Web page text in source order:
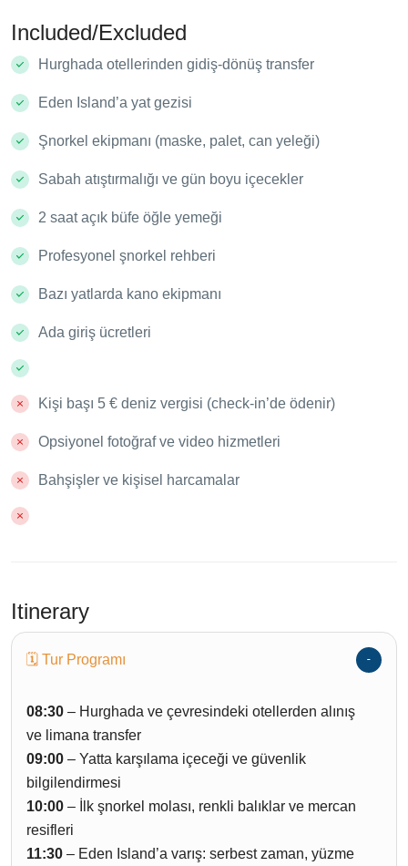
Included/Excluded
Hurghada otellerinden gidiş-dönüş transfer
Eden Island’a yat gezisi
Şnorkel ekipmanı (maske, palet, can yeleği)
Sabah atıştırmalığı ve gün boyu içecekler
2 saat açık büfe öğle yemeği
Profesyonel şnorkel rehberi
Bazı yatlarda kano ekipmanı
Ada giriş ücretleri
Kişi başı 5 € deniz vergisi (check-in’de ödenir)
Opsiyonel fotoğraf ve video hizmetleri
Bahşişler ve kişisel harcamalar
Itinerary
🗓 Tur Programı
08:30 – Hurghada ve çevresindeki otellerden alınış
ve limana transfer
09:00 – Yatta karşılama içeceği ve güvenlik
bilgilendirmesi
10:00 – İlk şnorkel molası, renkli balıklar ve mercan
resifleri
11:30 – Eden Island’a varış: serbest zaman, yüzme